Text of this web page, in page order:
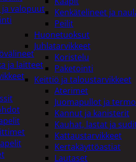
Kenkätelineet ja
Peilit
Huonetuoksut
Juhlatarvikkeet
Koristelu
Paketointi
Keittiö ja taloustarvikkeet
Aterimet
Juomapullot ja
Kannut ja kanisterit
Kauhat, lastat ja
Kattaustarvikkeet
Kertakäyttöastiat
Lautaset
ja valopuut
ja laitteet